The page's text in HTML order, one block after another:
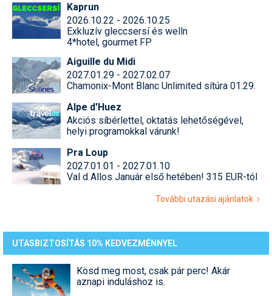
Kaprun
2026.10.22 - 2026.10.25
Exkluzív gleccsersí és welln
4*hotel, gourmet FP
Aiguille du Midi
2027.01.29 - 2027.02.07
Chamonix-Mont Blanc Unlimited sítúra 01.29.
Alpe d'Huez
Akciós síbérlettel, oktatás lehetőségével,
helyi programokkal várunk!
Pra Loup
2027.01.01 - 2027.01.10
Val d Allos Január első hetében! 315 EUR-tól
További utazási ajánlatok
UTASBIZTOSÍTÁS 10% KEDVEZMÉNNYEL
Kösd meg most, csak pár perc! Akár
aznapi induláshoz is.